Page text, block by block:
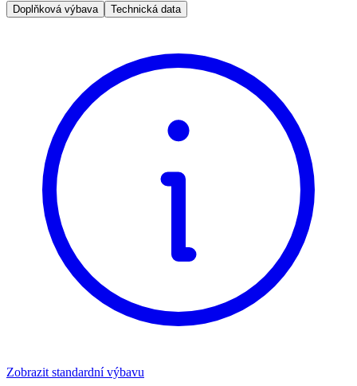
Doplňková výbava Technická data
Zobrazit standardní výbavu